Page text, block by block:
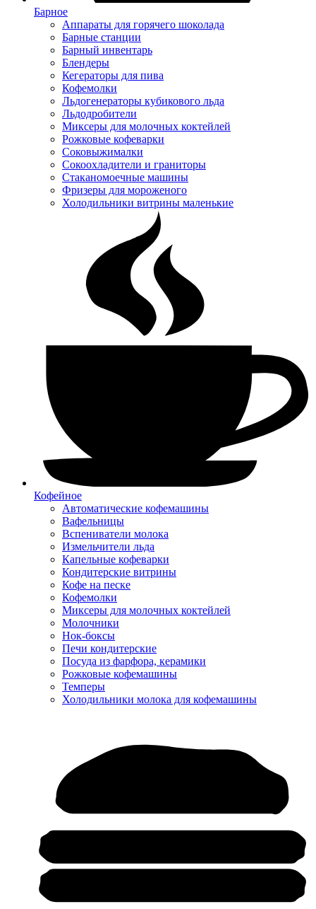
Барное
Аппараты для горячего шоколада
Барные станции
Барный инвентарь
Блендеры
Кегераторы для пива
Кофемолки
Льдогенераторы кубикового льда
Льдодробители
Миксеры для молочных коктейлей
Рожковые кофеварки
Соковыжималки
Сокоохладители и граниторы
Стаканомоечные машины
Фризеры для мороженого
Холодильники витрины маленькие
Кофейное
Автоматические кофемашины
Вафельницы
Вспениватели молока
Измельчители льда
Капельные кофеварки
Кондитерские витрины
Кофе на песке
Кофемолки
Миксеры для молочных коктейлей
Молочники
Нок-боксы
Печи кондитерские
Посуда из фарфора, керамики
Рожковые кофемашины
Темперы
Холодильники молока для кофемашины